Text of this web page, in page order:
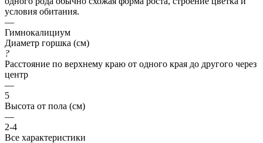
условия обитания.
—
Гимнокалициум
Диаметр горшка (см)
?
Расстояние по верхнему краю от одного края до другого через
центр
—
5
Высота от пола (см)
—
2-4
Все характеристики